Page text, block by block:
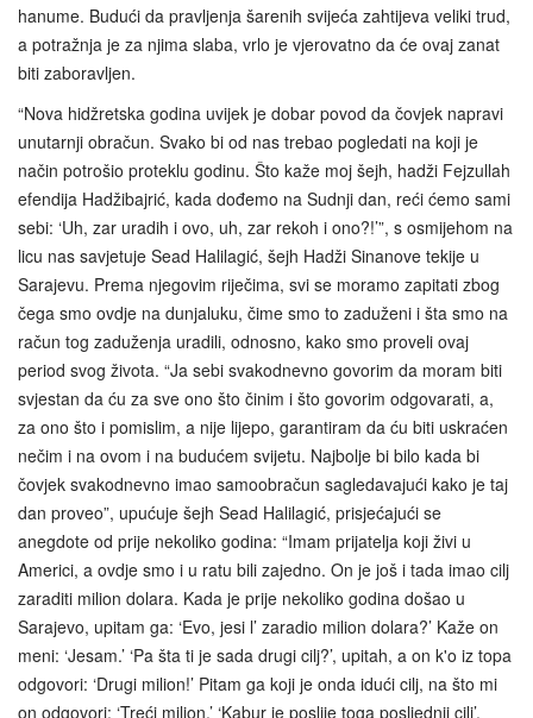
hanume. Budući da pravljenja šarenih svijeća zahtijeva veliki trud,
a potražnja je za njima slaba, vrlo je vjerovatno da će ovaj zanat
biti zaboravljen.
“Nova hidžretska godina uvijek je dobar povod da čovjek napravi
unutarnji obračun. Svako bi od nas trebao pogledati na koji je
način potrošio proteklu godinu. Što kaže moj šejh, hadži Fejzullah
efendija Hadžibajrić, kada dođemo na Sudnji dan, reći ćemo sami
sebi: ‘Uh, zar uradih i ovo, uh, zar rekoh i ono?!’”, s osmijehom na
licu nas savjetuje Sead Halilagić, šejh Hadži Sinanove tekije u
Sarajevu. Prema njegovim riječima, svi se moramo zapitati zbog
čega smo ovdje na dunjaluku, čime smo to zaduženi i šta smo na
račun tog zaduženja uradili, odnosno, kako smo proveli ovaj
period svog života. “Ja sebi svakodnevno govorim da moram biti
svjestan da ću za sve ono što činim i što govorim odgovarati, a,
za ono što i pomislim, a nije lijepo, garantiram da ću biti uskraćen
nečim i na ovom i na budućem svijetu. Najbolje bi bilo kada bi
čovjek svakodnevno imao samoobračun sagledavajući kako je taj
dan proveo”, upućuje šejh Sead Halilagić, prisjećajući se
anegdote od prije nekoliko godina: “Imam prijatelja koji živi u
Americi, a ovdje smo i u ratu bili zajedno. On je još i tada imao cilj
zaraditi milion dolara. Kada je prije nekoliko godina došao u
Sarajevo, upitam ga: ‘Evo, jesi l’ zaradio milion dolara?’ Kaže on
meni: ‘Jesam.’ ‘Pa šta ti je sada drugi cilj?’, upitah, a on k'o iz topa
odgovori: ‘Drugi milion!’ Pitam ga koji je onda idući cilj, na što mi
on odgovori: ‘Treći milion.’ ‘Kabur je poslije toga posljednji cilj’,